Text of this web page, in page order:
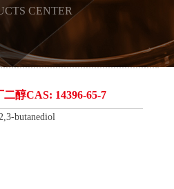
CENTER
二醇CAS: 14396-65-7
butanediol